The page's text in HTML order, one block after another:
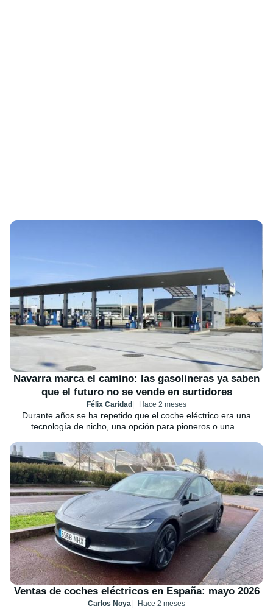
Navarra marca el camino: las gasolineras ya saben
que el futuro no se vende en surtidores
Félix Caridad Hace 2 meses
Durante años se ha repetido que el coche eléctrico era una
tecnología de nicho, una opción para pioneros o una...
Ventas de coches eléctricos en España: mayo 2026
Carlos Noya Hace 2 meses